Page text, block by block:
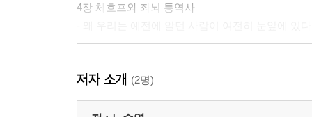
4장 체호프와 좌뇌 통역사
- 왜 우리는 환자에게 여전히 자기 인식 능력이 있
저자 소개 (2명)